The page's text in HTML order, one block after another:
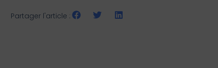
Partager l'article :